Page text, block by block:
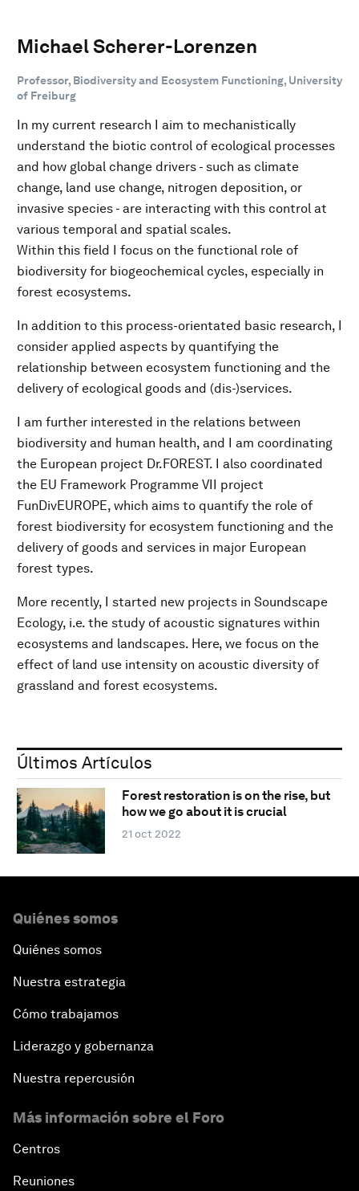
Michael Scherer-Lorenzen
Professor, Biodiversity and Ecosystem Functioning, University
of Freiburg
In my current research I aim to mechanistically
understand the biotic control of ecological processes
and how global change drivers - such as climate
change, land use change, nitrogen deposition, or
invasive species - are interacting with this control at
various temporal and spatial scales.
Within this field I focus on the functional role of
biodiversity for biogeochemical cycles, especially in
forest ecosystems.
In addition to this process-orientated basic research, I
consider applied aspects by quantifying the
relationship between ecosystem functioning and the
delivery of ecological goods and (dis-)services.
I am further interested in the relations between
biodiversity and human health, and I am coordinating
the European project Dr.FOREST. I also coordinated
the EU Framework Programme VII project
FunDivEUROPE, which aims to quantify the role of
forest biodiversity for ecosystem functioning and the
delivery of goods and services in major European
forest types.
More recently, I started new projects in Soundscape
Ecology, i.e. the study of acoustic signatures within
ecosystems and landscapes. Here, we focus on the
effect of land use intensity on acoustic diversity of
grassland and forest ecosystems.
Últimos Artículos
Forest restoration is on the rise, but
how we go about it is crucial
21 oct 2022
Quiénes somos
Quiénes somos
Nuestra estrategia
Cómo trabajamos
Liderazgo y gobernanza
Nuestra repercusión
Más información sobre el Foro
Centros
Reuniones